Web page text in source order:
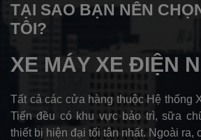
TẠI SAO BẠN NÊN
TÔI?
XE MÁY XE ĐIỆN
Tất cả các cửa hàng thuộc Hệ thống
Tiến đều có khu vực bảo trì, sữa
thiết bị hiện đại tối tân nhất. Ngoài ra,